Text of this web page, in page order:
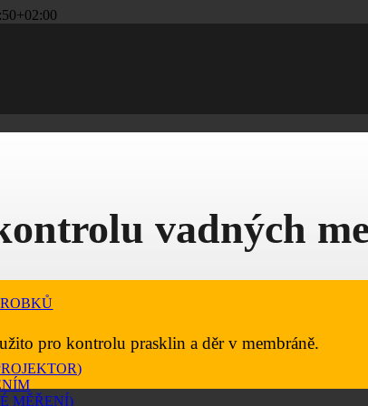
MĚŘENÍ)
vadných
pro kontrolu prasklin a děr v membráně.